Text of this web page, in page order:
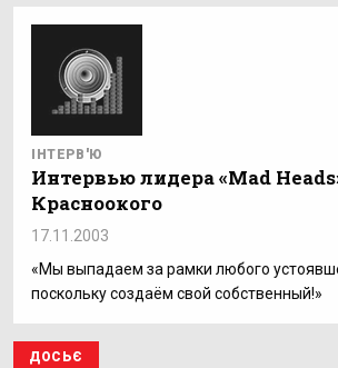
ІНТЕРВ'Ю
Интервью лидера «Mad
Красноокого
17.11.2003
«Мы выпадаем за рамки любого
поскольку создаём свой собственный!»
ДОСЬЄ